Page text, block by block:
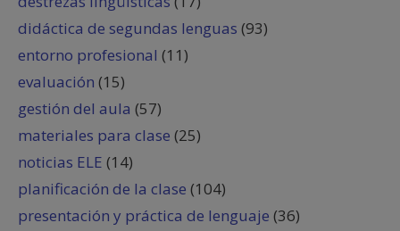
didáctica de segundas lenguas (93)
entorno profesional (11)
evaluación (15)
gestión del aula (57)
materiales para clase (25)
noticias ELE (14)
planificación de la clase (104)
presentación y práctica de lenguaje (36)